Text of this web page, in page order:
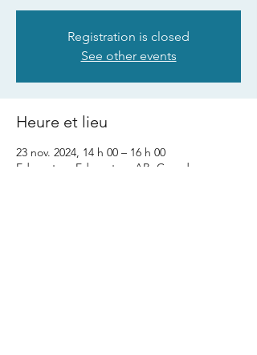
Registration is closed
See other events
Heure et lieu
23 nov. 2024, 14 h 00 – 16 h 00
Edmonton, Edmonton, AB, Canada